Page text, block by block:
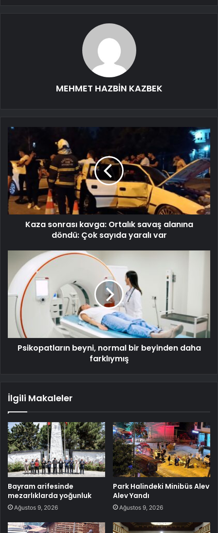
MEHMET HAZBİN KAZBEK
Kaza sonrası kavga: Ortalık savaş alanına
döndü: Çok sayıda yaralı var
Psikopatların beyni, normal bir beyinden daha
farklıymış
İlgili Makaleler
Bayram arifesinde
mezarlıklarda yoğunluk
Ağustos 9, 2026
Park Halindeki Minibüs Alev
Alev Yandı
Ağustos 9, 2026